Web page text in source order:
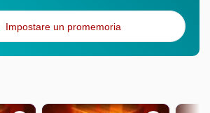
Impostare un promemoria